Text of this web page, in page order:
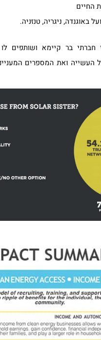
החיים
באוגנדה, ניגריה, טנזניה.
בר קיימא ושותפים לו
ואת המספרים